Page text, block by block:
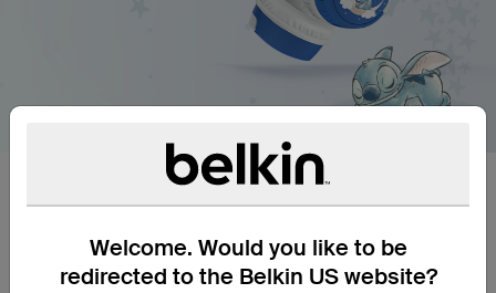
Welcome. Would you like to be
redirected to the Belkin US website?
아이들을 위한 디자인
세요. 뒷좌석에서 학업을 하거나 비디오를 시청할 때
어린 아이들에게도 쉬운 페어링과 직관적인 컨트롤이